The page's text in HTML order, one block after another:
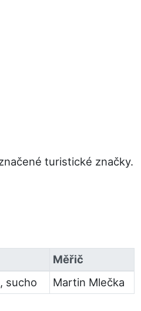
turistické značky.
Měřič
sucho Martin Mlečka